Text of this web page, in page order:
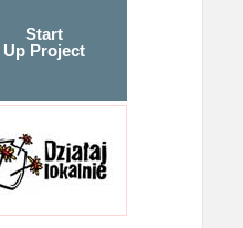
Start
Up Project